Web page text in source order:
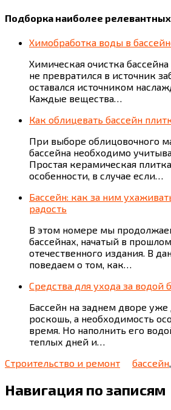
Подборка наиболее
Химобработка воды в
Химическая очистка
не превратился в источник
оставался источником
Каждые вещества…
Как облицевать бассейн
При выборе облицовочного
бассейна необходимо
Простая керамическая
особенности, в случае если…
Бассейн: как за ним
радость
В этом номере мы
бассейнах, начатый в
отечественного издания. В
поведаем о том, как…
Средства для ухода за водой
Бассейн на заднем дворе уже
роскошь, а необходимость
время. Но наполнить его
теплых дней и…
Строительство и ремонт
бассейн,
Навигация по записям